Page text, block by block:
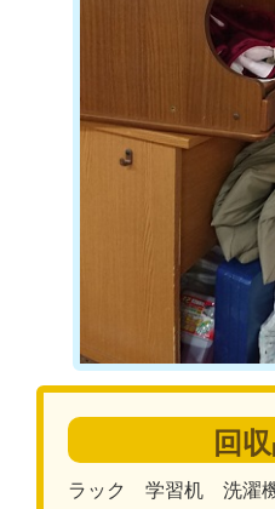
回
ラック 学習机 洗